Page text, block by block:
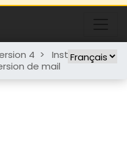
4 > Instructions>
de mail